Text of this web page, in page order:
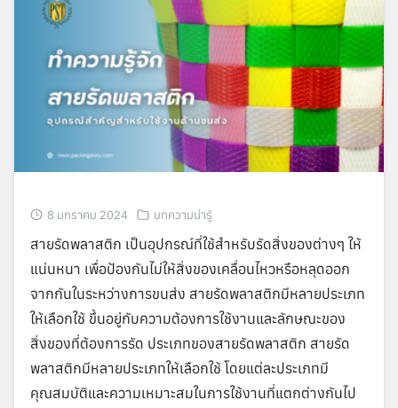
8 มกราคม 2024 บทความน่ารู้
สายรัดพลาสติก เป็นอุปกรณ์ที่ใช้สำหรับรัดสิ่งของต่างๆ ให้
แน่นหนา เพื่อป้องกันไม่ให้สิ่งของเคลื่อนไหวหรือหลุดออก
จากกันในระหว่างการขนส่ง สายรัดพลาสติกมีหลายประเภท
ให้เลือกใช้ ขึ้นอยู่กับความต้องการใช้งานและลักษณะของ
สิ่งของที่ต้องการรัด ประเภทของสายรัดพลาสติก สายรัด
พลาสติกมีหลายประเภทให้เลือกใช้ โดยแต่ละประเภทมี
คุณสมบัติและความเหมาะสมในการใช้งานที่แตกต่างกันไป